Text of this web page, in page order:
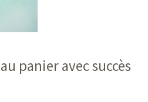
panier avec succès